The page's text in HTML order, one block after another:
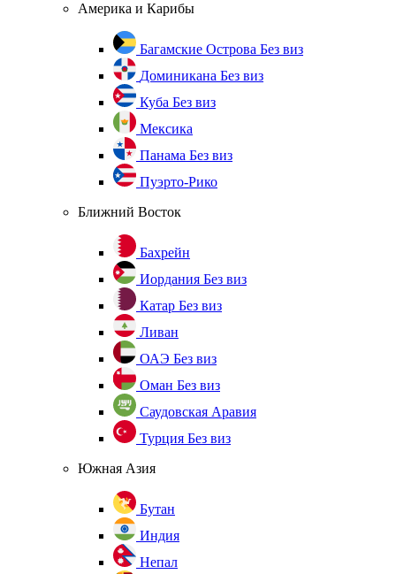
Америка и Карибы
Багамские Острова Без виз
Доминикана Без виз
Куба Без виз
Мексика
Панама Без виз
Пуэрто-Рико
Ближний Восток
Бахрейн
Иордания Без виз
Катар Без виз
Ливан
ОАЭ Без виз
Оман Без виз
Саудовская Аравия
Турция Без виз
Южная Азия
Бутан
Индия
Непал